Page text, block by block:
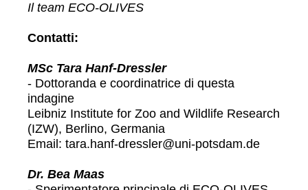
Il team ECO-OLIVES
Contatti:
MSc Tara Hanf-Dressler
- Dottoranda e coordinatrice di questa
indagine
Leibniz Institute for Zoo and Wildlife Research
(IZW), Berlino, Germania
Email: tara.hanf-dressler@uni-potsdam.de
Dr. Bea Maas